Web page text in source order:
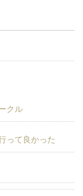
クル
って良かった